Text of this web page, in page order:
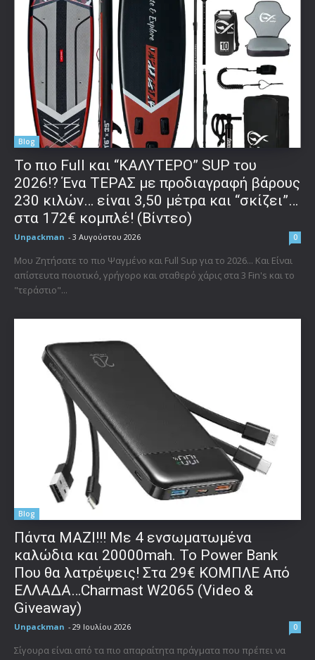
Blog
To πιο Full και “ΚΑΛΥΤΕΡΟ” SUP του
2026!? Ένα ΤΕΡΑΣ με προδιαγραφή βάρους
230 κιλών… είναι 3,50 μέτρα και “σκίζει”…
στα 172€ κομπλέ! (Βίντεο)
Unpackman - 3 Αυγούστου 2026 0
Μου Ζητήσατε το πιο Ψαγμένο και Full Sup για το 2026... Και Είναι
απίστευτα ποιοτικό, γρήγορο και σταθερό χάρις στα 3 Fin's και το
"τεράστιο"...
Blog
Πάντα ΜΑΖΙ!!! Με 4 ενσωματωμένα
καλώδια και 20000mah. Το Power Bank
Που θα λατρέψεις! Στα 29€ ΚΟΜΠΛΕ Από
ΕΛΛΑΔΑ…Charmast W2065 (Video &
Giveaway)
Unpackman - 29 Ιουλίου 2026 0
Σίγουρα είναι από τα πιο απαραίτητα πράγματα που πρέπει να